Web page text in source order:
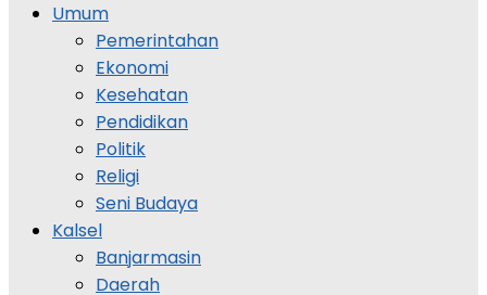
Umum
Pemerintahan
Ekonomi
Kesehatan
Pendidikan
Politik
Religi
Seni Budaya
Kalsel
Banjarmasin
Daerah